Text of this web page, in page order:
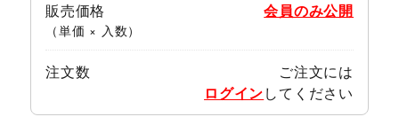
販売価格
（単価 × 入数）
会員のみ公開
注文数
ご注文には
ログインしてください